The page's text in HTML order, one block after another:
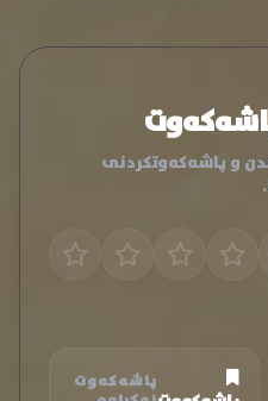
و پاشەکەوتکردنی
پاشەکەوت